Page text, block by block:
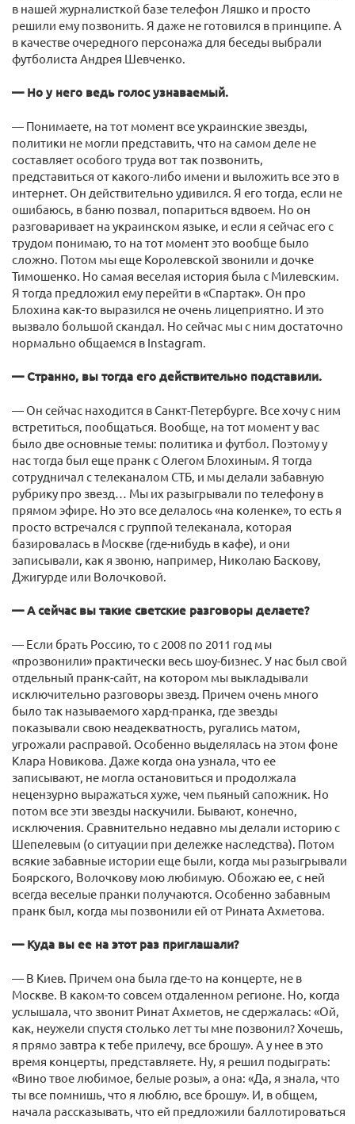
в нашей журналисткой базе телефон Ляшко и просто
решили ему позвонить. Я даже не готовился в принципе. А
в качестве очередного персонажа для беседы выбрали
футболиста Андрея Шевченко.
— Но у него ведь голос узнаваемый.
— Понимаете, на тот момент все украинские звезды,
политики не могли представить, что на самом деле не
составляет особого труда вот так позвонить,
представиться от какого-либо имени и выложить все это в
интернет. Он действительно удивился. Я его тогда, если не
ошибаюсь, в баню позвал, попариться вдвоем. Но он
разговаривает на украинском языке, и если я сейчас его с
трудом понимаю, то на тот момент это вообще было
сложно. Потом мы еще Королевской звонили и дочке
Тимошенко. Но самая веселая история была с Милевским.
Я тогда предложил ему перейти в «Спартак». Он про
Блохина как-то выразился не очень лицеприятно. И это
вызвало большой скандал. Но сейчас мы с ним достаточно
нормально общаемся в Instagram.
— Странно, вы тогда его действительно подставили.
— Он сейчас находится в Санкт-Петербурге. Все хочу с ним
встретиться, пообщаться. Вообще, на тот момент у вас
было две основные темы: политика и футбол. Поэтому у
нас тогда был еще пранк с Олегом Блохиным. Я тогда
сотрудничал с телеканалом СТБ, и мы делали забавную
рубрику про звезд… Мы их разыгрывали по телефону в
прямом эфире. Но это все делалось «на коленке», то есть я
просто встречался с группой телеканала, которая
базировалась в Москве (где-нибудь в кафе), и они
записывали, как я звоню, например, Николаю Баскову,
Джигурде или Волочковой.
— А сейчас вы такие светские разговоры делаете?
— Если брать Россию, то с 2008 по 2011 год мы
«прозвонили» практически весь шоу-бизнес. У нас был свой
отдельный пранк-сайт, на котором мы выкладывали
исключительно разговоры звезд. Причем очень много
было так называемого хард-пранка, где звезды
показывали свою неадекватность, ругались матом,
угрожали расправой. Особенно выделялась на этом фоне
Клара Новикова. Даже когда она узнала, что ее
записывают, не могла остановиться и продолжала
нецензурно выражаться хуже, чем пьяный сапожник. Но
потом все эти звезды наскучили. Бывают, конечно,
исключения. Сравнительно недавно мы делали историю с
Шепелевым (о ситуации при дележке наследства). Потом
всякие забавные истории еще были, когда мы разыгрывали
Боярского, Волочкову мою любимую. Обожаю ее, с ней
всегда веселые пранки получаются. Особенно забавным
пранк был, когда мы позвонили ей от Рината Ахметова.
— Куда вы ее на этот раз приглашали?
— В Киев. Причем она была где-то на концерте, не в
Москве. В каком-то совсем отдаленном регионе. Но, когда
услышала, что звонит Ринат Ахметов, не сдержалась: «Ой,
как, неужели спустя столько лет ты мне позвонил? Хочешь,
я прямо завтра к тебе прилечу, все брошу». А у нее в это
время концерты, представляете. Ну, я решил подыграть:
«Вино твое любимое, белые розы», а она: «Да, я знала, что
ты все помнишь, что я люблю, все брошу». И, в общем,
начала рассказывать, что ей предложили баллотироваться